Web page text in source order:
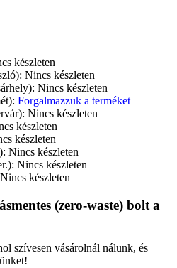
készleten
Nincs készleten
Nincs készleten
Forgalmazzuk a terméket
Nincs készleten
készleten
készleten
Nincs készleten
Nincs készleten
Nincs készleten
(zero-waste) bolt a
szívesen vásárolnál nálunk, és